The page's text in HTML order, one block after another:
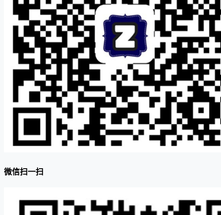
微信扫一扫